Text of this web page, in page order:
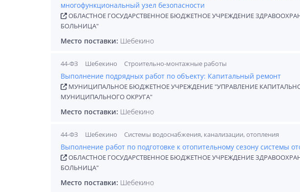
многофункциональный узел безопасности
ОБЛАСТНОЕ ГОСУДАРСТВЕННОЕ БЮДЖЕТНОЕ УЧРЕЖДЕНИЕ
БОЛЬНИЦА"
Место поставки: Шебекино
44-ФЗ Шебекино Строительно-монтажные работы
Выполнение подрядных работ по объекту: Капитальный ремонт
МУНИЦИПАЛЬНОЕ БЮДЖЕТНОЕ УЧРЕЖДЕНИЕ "УПРАВЛЕНИЕ
МУНИЦИПАЛЬНОГО ОКРУГА"
Место поставки: Шебекино
44-ФЗ Шебекино Системы водоснабжения, канализации, отопления
Выполнение работ по подготовке к отопительному сезону системы
ОБЛАСТНОЕ ГОСУДАРСТВЕННОЕ БЮДЖЕТНОЕ УЧРЕЖДЕНИЕ
БОЛЬНИЦА"
Место поставки: Шебекино